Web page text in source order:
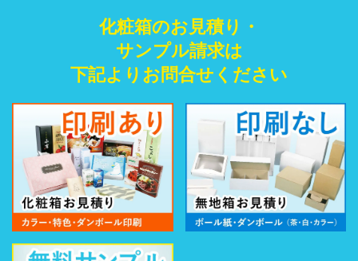
化粧箱のお見積り・
サンプル請求は
下記よりお問合せください